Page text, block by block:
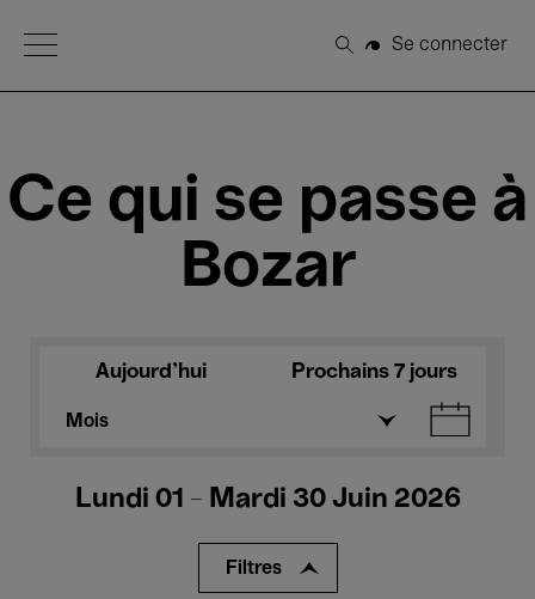
Open Menu
Rechercher
Se connecter
Ce qui se passe à
Bozar
Aujourd'hui Prochains 7 jours
Mois
Lundi 01 - Mardi 30 Juin 2026
Filtres